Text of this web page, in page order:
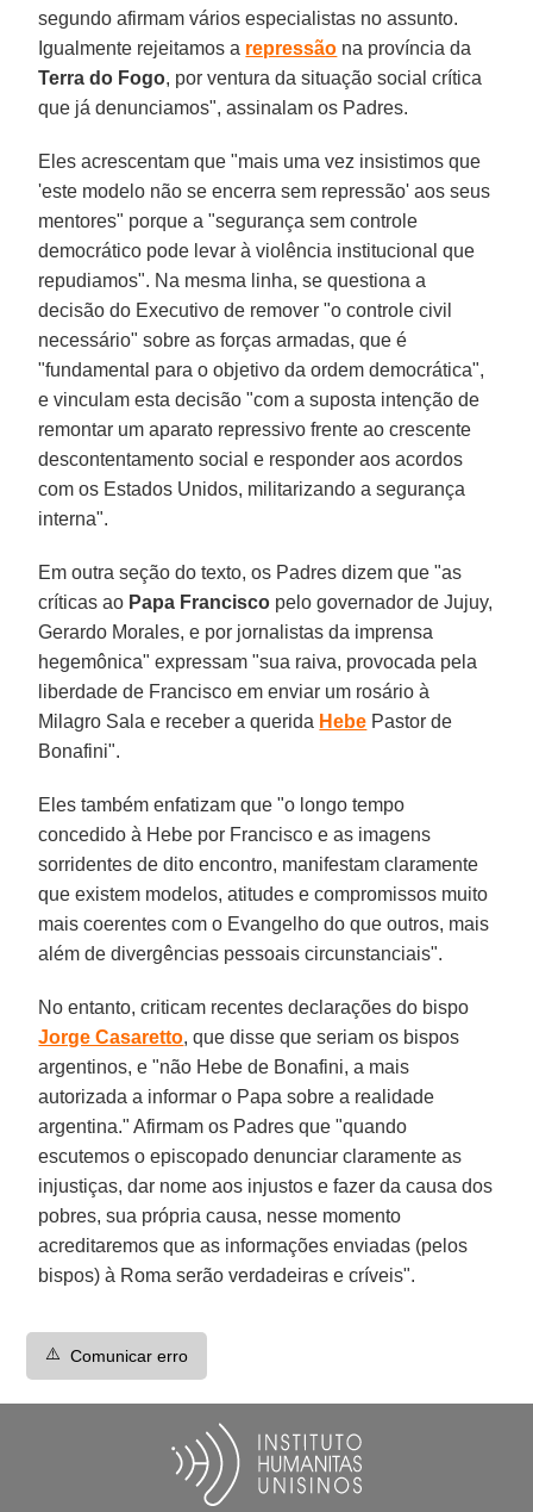
segundo afirmam vários especialistas no assunto.
Igualmente rejeitamos a repressão na província da
Terra do Fogo, por ventura da situação social crítica
que já denunciamos", assinalam os Padres.
Eles acrescentam que "mais uma vez insistimos que
'este modelo não se encerra sem repressão' aos seus
mentores" porque a "segurança sem controle
democrático pode levar à violência institucional que
repudiamos". Na mesma linha, se questiona a
decisão do Executivo de remover "o controle civil
necessário" sobre as forças armadas, que é
"fundamental para o objetivo da ordem democrática",
e vinculam esta decisão "com a suposta intenção de
remontar um aparato repressivo frente ao crescente
descontentamento social e responder aos acordos
com os Estados Unidos, militarizando a segurança
interna".
Em outra seção do texto, os Padres dizem que "as
críticas ao Papa Francisco pelo governador de Jujuy,
Gerardo Morales, e por jornalistas da imprensa
hegemônica" expressam "sua raiva, provocada pela
liberdade de Francisco em enviar um rosário à
Milagro Sala e receber a querida Hebe Pastor de
Bonafini".
Eles também enfatizam que "o longo tempo
concedido à Hebe por Francisco e as imagens
sorridentes de dito encontro, manifestam claramente
que existem modelos, atitudes e compromissos muito
mais coerentes com o Evangelho do que outros, mais
além de divergências pessoais circunstanciais".
No entanto, criticam recentes declarações do bispo
Jorge Casaretto, que disse que seriam os bispos
argentinos, e "não Hebe de Bonafini, a mais
autorizada a informar o Papa sobre a realidade
argentina." Afirmam os Padres que "quando
escutemos o episcopado denunciar claramente as
injustiças, dar nome aos injustos e fazer da causa dos
pobres, sua própria causa, nesse momento
acreditaremos que as informações enviadas (pelos
bispos) à Roma serão verdadeiras e críveis".
⚠️ Comunicar erro